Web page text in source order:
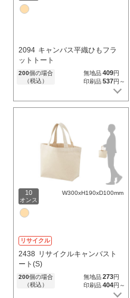
2094 キャンバス平織ひもフラ
ットトート
200個の場合
（税込）
無地品409円
印刷品537円～
10
オンス
W300xH190xD100mm
リサイクル
2438 リサイクルキャンバスト
ート(S)
200個の場合
（税込）
無地品273円
印刷品404円～